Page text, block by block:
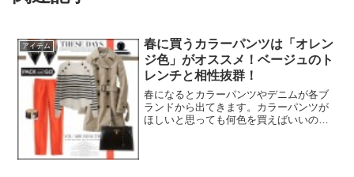
アイテム
春に買うカラーパンツは「オレン
ジ色」がオススメ！ベージュのト
レンチと相性抜群！
春になるとカラーパンツやデニムが各ブ
ランドから出てきます。カラーパンツが
ほしいと思っても何色を買えばいいのか